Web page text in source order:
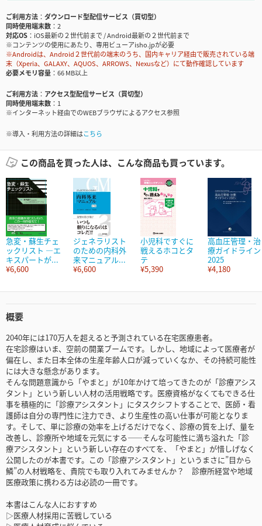
ご利用方法
ダウンロード型配信サービス（買切型）
同時使用端末数
2
対応OS
iOS最新の２世代前まで / Android最新の２世代前まで
※コンテンツの使用にあたり、専用ビューアisho.jpが必要
※Androidは、Android２世代前の端末のうち、国内キャリア経由で販売されている端
末（Xperia、GALAXY、AQUOS、ARROWS、Nexusなど）にて動作確認しています
必要メモリ容量
66 MB以上
ご利用方法
アクセス型配信サービス（買切型）
同時使用端末数
1
※インターネット経由でのWEBブラウザによるアクセス参照
※導入・利用方法の詳細はこちら
この商品を買った人は、こんな商品も買っています。
急変・蘇生チェ
ックリスト ―エ
キスパートが...
¥6,600
ジェネラリスト
のための内科外
来マニュアル...
¥6,600
小児科ですぐに
戦えるホコとタ
テ
¥5,390
高血圧管理・治
療ガイドライン
2025
¥4,180
概要
2040年には170万人を超えると予測されている在宅医療患者。
在宅診療はいま、空前の開業ブームです。しかし、地域によって医療者が
偏在し、また日本全体の生産年齢人口が減っていくなか、その持続可能性
には大きな懸念があります。
そんな問題意識から「やまと」が10年かけて培ってきたのが「診療アシス
タント」という新しい人材の活用戦略です。医療資格がなくてもできる仕
事を積極的に「診療アシスタント」にタスクシフトすることで、医師・看
護師は自分の専門性に注力でき、より生産性の高い仕事が可能となりま
す。そして、単に診療の効率を上げるだけでなく、診療の質を上げ、量を
改善し、診療所や地域を元気にする——そんな可能性に満ち溢れた「診
療アシスタント」という新しい存在のすべてを、「やまと」が惜しげなく
公開したのが本書です。この「診療アシスタント」というまさに”目から
鱗”の人材戦略を、貴院でも取り入れてみませんか？ 診療所経営や地域
医療政策に携わる方は必読の一冊です。
本書はこんな人におすすめ
▷医療人材採用に苦戦している